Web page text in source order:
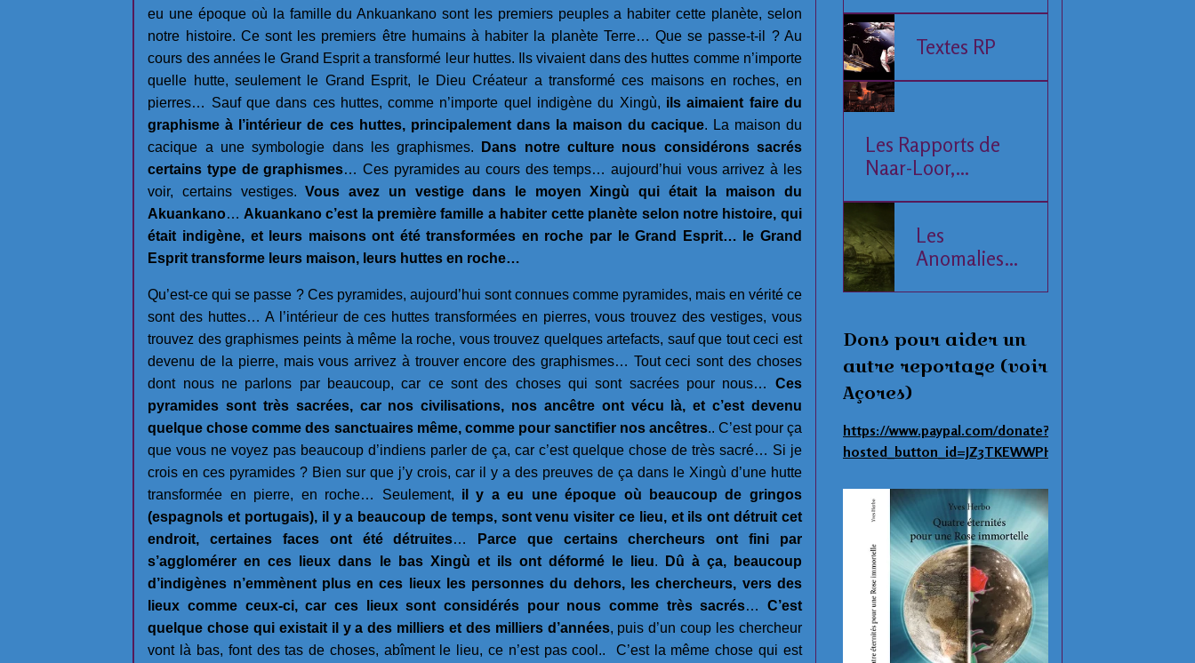
eu une époque où la famille du Ankuankano sont les premiers peuples a habiter cette planète, selon
notre histoire. Ce sont les premiers être humains à habiter la planète Terre… Que se passe-t-il ? Au
cours des années le Grand Esprit a transformé leur huttes. Ils vivaient dans des huttes comme n’importe
quelle hutte, seulement le Grand Esprit, le Dieu Créateur a transformé ces maisons en roches, en
pierres… Sauf que dans ces huttes, comme n’importe quel indigène du Xingù, ils aimaient faire du
graphisme à l’intérieur de ces huttes, principalement dans la maison du cacique. La maison du
cacique a une symbologie dans les graphismes.
Dans notre culture nous considérons sacrés
certains type de graphismes… Ces pyramides au cours des temps… aujourd’hui vous arrivez à les
voir, certains vestiges.Vous avez un vestige dans le moyen Xingù qui était la maison du
Akuankano… Akuankano c’est la première famille a habiter cette planète selon notre histoire, qui
était indigène, et leurs maisons ont été transformées en roche par le Grand Esprit… le Grand
Esprit transforme leurs maison, leurs huttes en roche…
Qu’est-ce qui se passe ? Ces pyramides, aujourd’hui sont connues comme pyramides, mais en vérité ce
sont des huttes… A l’intérieur de ces huttes transformées en pierres, vous trouvez des vestiges, vous
trouvez des graphismes peints à même la roche, vous trouvez quelques artefacts, sauf que tout ceci est
devenu de la pierre, mais vous arrivez à trouver encore des graphismes… Tout ceci sont des choses
dont nous ne parlons par beaucoup, car ce sont des choses qui sont sacrées pour nous… Ces
pyramides sont très sacrées, car nos civilisations, nos ancêtre ont vécu là, et c’est devenu
quelque chose comme des sanctuaires même, comme pour sanctifier nos ancêtres.. C’est pour ça
que vous ne voyez pas beaucoup d’indiens parler de ça, car c’est quelque chose de très sacré… Si je
crois en ces pyramides ? Bien sur que j’y crois, car il y a des preuves de ça dans le Xingù d’une hutte
transformée en pierre, en roche… Seulement, il y a eu une époque où beaucoup de gringos
(espagnols et portugais), il y a beaucoup de temps, sont venu visiter ce lieu, et ils ont détruit cet
endroit, certaines faces ont été détruites…
Parce que certains chercheurs ont fini par
s’agglomérer en ces lieux dans le bas Xingù et ils ont déformé le lieu.
Dû à ça, beaucoup
d’indigènes n’emmènent plus en ces lieux les personnes du dehors, les chercheurs, vers des
lieux comme ceux-ci, car ces lieux sont considérés pour nous comme très sacrés… C’est
quelque chose qui existait il y a des milliers et des milliers d’années, puis d’un coup les chercheur
vont là bas, font des tas de choses, abîment le lieu, ce n’est pas cool.. C’est la même chose qui est
Economie
Textes RP
Les Rapports de
Naar-Loor,
Les
Anomalies
Dons pour aider un
autre reportage (voir
Açores)
https://www.paypal.com/donate?
hosted_button_id=JZ3TKEWWPHNAS